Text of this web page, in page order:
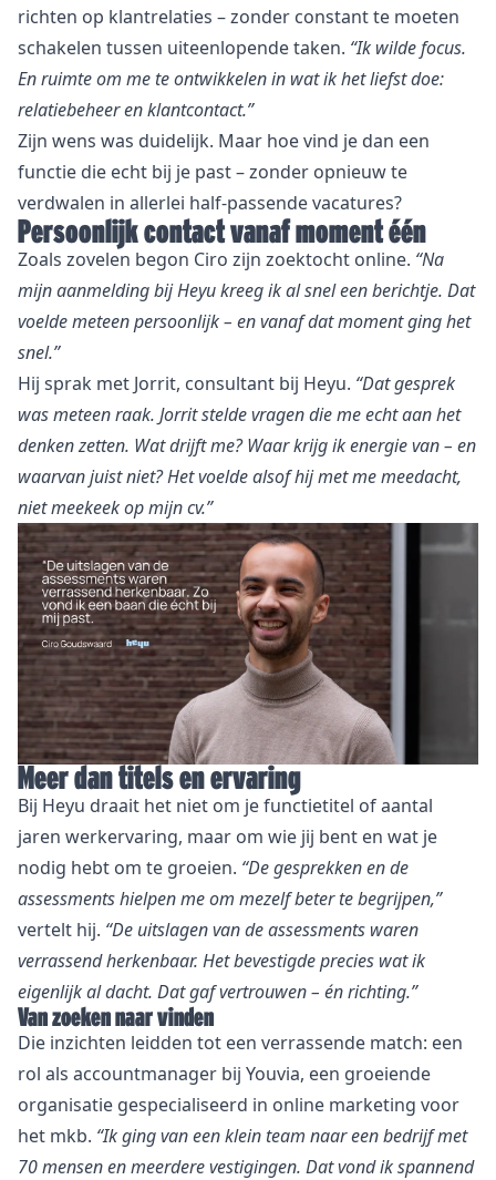
richten op klantrelaties – zonder constant te moeten
schakelen tussen uiteenlopende taken. “Ik wilde focus.
En ruimte om me te ontwikkelen in wat ik het liefst doe:
relatiebeheer en klantcontact.”
Zijn wens was duidelijk. Maar hoe vind je dan een
functie die echt bij je past – zonder opnieuw te
verdwalen in allerlei half-passende vacatures?
Persoonlijk contact vanaf moment één
Zoals zovelen begon Ciro zijn zoektocht online. “Na
mijn aanmelding bij Heyu kreeg ik al snel een berichtje. Dat
voelde meteen persoonlijk – en vanaf dat moment ging het
snel.”
Hij sprak met Jorrit, consultant bij Heyu. “Dat gesprek
was meteen raak. Jorrit stelde vragen die me echt aan het
denken zetten. Wat drijft me? Waar krijg ik energie van – en
waarvan juist niet? Het voelde alsof hij met me meedacht,
niet meekeek op mijn cv.”
Meer dan titels en ervaring
Bij Heyu draait het niet om je functietitel of aantal
jaren werkervaring, maar om wie jij bent en wat je
nodig hebt om te groeien. “De gesprekken en de
assessments hielpen me om mezelf beter te begrijpen,”
vertelt hij. “De uitslagen van de assessments waren
verrassend herkenbaar. Het bevestigde precies wat ik
eigenlijk al dacht. Dat gaf vertrouwen – én richting.”
Van zoeken naar vinden
Die inzichten leidden tot een verrassende match: een
rol als accountmanager bij Youvia, een groeiende
organisatie gespecialiseerd in online marketing voor
het mkb. “Ik ging van een klein team naar een bedrijf met
70 mensen en meerdere vestigingen. Dat vond ik spannend